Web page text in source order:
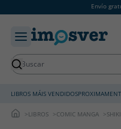
Envío
LIBROS MÁIS VENDIDOS
LIBROS COMIC MANGA